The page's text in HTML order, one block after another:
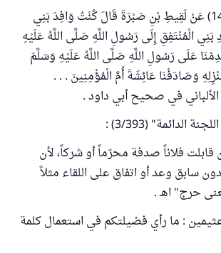
وروى أبو داود (142) عَنْ لَقِيطِ بْنِ صَبْرَةَ قَالَ كُنْتُ وَافِدَ بَنِي
الْمُنْتَفِقِ إِلَى رَسُولِ اللَّهِ صَلَّى اللَّهُ عَلَيْهِ
عَلَى رَسُولِ اللَّهِ صَلَّى اللَّهُ عَلَيْهِ وَسَلَّمَ
وَصَادَفْنَا عَائِشَةَ أُمَّ الْمُؤْمِنِينَ . . .
في صحيح أبي داود .
الدائمة" (3/393) :
فلاناً صدفة محرّماً أو شركاً، لأن
دون سابق وعد أو اتفاق على اللقاء مثلاً
حرج" اهـ .
: ما رأي فضيلتكم في استعمال كلمة